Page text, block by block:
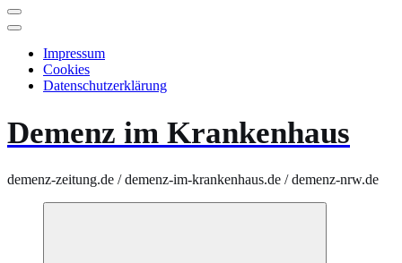
Impressum
Cookies
Datenschutzerklärung
Demenz im Krankenhaus
demenz-zeitung.de / demenz-im-krankenhaus.de / demenz-nrw.de